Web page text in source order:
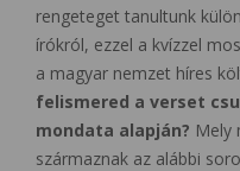
rengeteget tanultunk
írókról, ezzel a kvízzel
a magyar nemzet híres
felismered a verset
mondata alapján? Mely
származnak az alábbi